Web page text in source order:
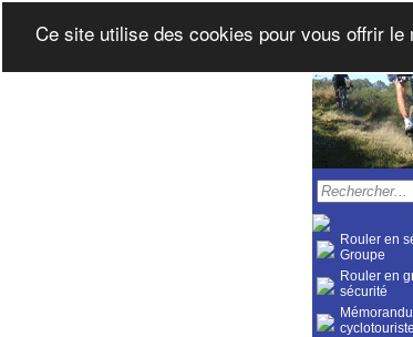
Rouler en
Groupe
Rouler en
sécurité
cyclotouriste
Ce site utilise des cookies pour vous offrir